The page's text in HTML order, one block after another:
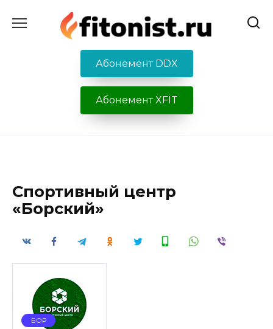
содержанию
Абонемент DDX
Абонемент XFIT
Спортивный центр
«Борский»
БОР